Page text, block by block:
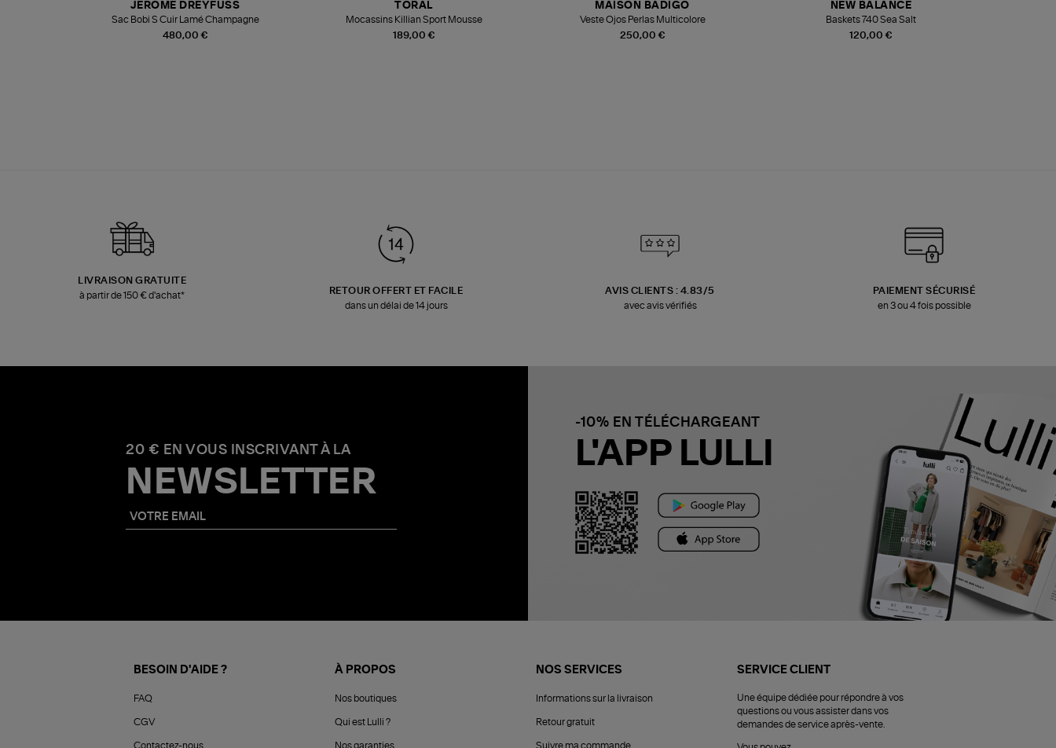
480,00 €
JEROME DREYFUSS
Sac Bobi S Cuir Lamé Champagne
189,00 €
TORAL
Mocassins Killian Sport Mousse
250,00 €
MAISON BADIGO
Veste Ojos Perlas Multicolore
120,00 €
NEW BALANCE
Baskets 740 Sea Salt
LIVRAISON GRATUITE
à partir de 150 € d'achat*
RETOUR OFFERT ET FACILE
dans un délai de 14 jours
AVIS CLIENTS : 4.83/5
avec avis vérifiés
PAIEMENT SÉCURISÉ
en 3 ou 4 fois possible
20 € EN VOUS INSCRIVANT À LA
NEWSLETTER
-10% EN TÉLÉCHARGEANT
L'APP LULLI
BESOIN D'AIDE ?
FAQ
CGV
Contactez-nous
À PROPOS
Nos boutiques
Qui est Lulli ?
Nos garanties
NOS SERVICES
Informations sur la livraison
Retour gratuit
Suivre ma commande
SERVICE CLIENT
Une équipe dédiée pour répondre à vos
questions ou vous assister dans vos
demandes de service après-vente.